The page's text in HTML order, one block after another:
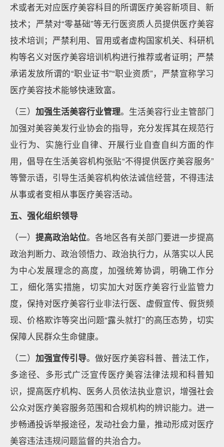
术或者无对应医疗美容科目的所谓医疗美容新项目、新
技术；严禁对“零基础”等无行医资质人员提供医疗美容
技术培训；严禁利用、冒用或者虚构国家机关、科研机
构等名义对医疗美容培训机构进行推荐或者证明；严禁
承诺发放所谓的“职业证书”“职业资质”，严禁宣称学习
医疗美容技术能够快速致富。
（三） 加强生活美容行业管理。生活美容行业主管部门
加强对美容美发行业协会的指导，充分发挥其在规范行
业行为、实施行业自律、开展行业自查自纠方面的作
用，倡导在生活美容机构张贴“不得提供医疗美容服务”
等警示语，引导生活美容机构依法诚信经营，不得违法
从事或者变相从事医疗美容活动。
五、强化组织领导
（一） 提高政治站位。各地区各有关部门要进一步提高
政治判断力、政治领悟力、政治执行力，从落实以人民
为中心发展理念的高度，加强统筹协调，明确工作分
工，细化落实措施，切实加大对医疗美容行业监管力
度，保持对医疗美容行业非法行医、虚假宣传、假货频
现、价格欺诈等突出问题“露头就打”的高压态势，切实
保障人民群众生命健康。
（二） 加强宣传引导。做好医疗美容科普、普法工作，
多途径、多形式广泛宣传医疗美容法律法规和科普知
识，提高医疗机构、医务人员依法执业意识，增强社会
公众对医疗美容服务范围和合规机构的辨识能力。进一
步畅通投诉举报途径，发动社会力量，推动形成对医疗
美容违法违规问题监督的共治合力。